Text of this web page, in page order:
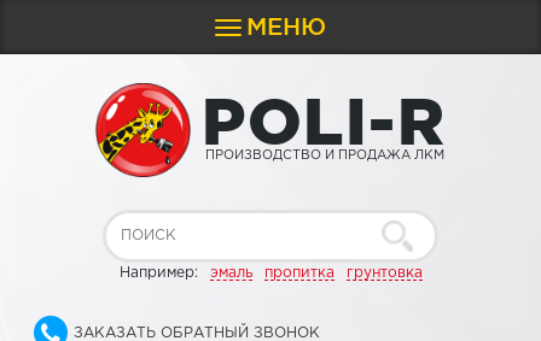
Toggle
navigation
МЕНЮ
POLI-R
ПРОИЗВОДСТВО И ПРОДАЖА ЛКМ
Например: эмаль пропитка грунтовка
ЗАКАЗАТЬ ОБРАТНЫЙ ЗВОНОК